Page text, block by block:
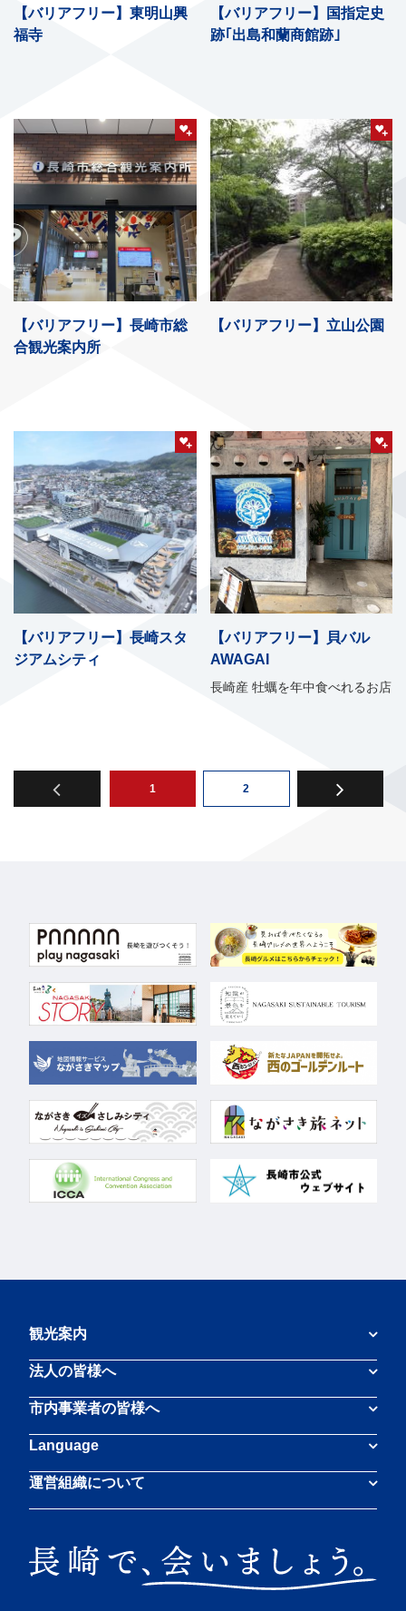
【バリアフリー】東明山興
福寺
【バリアフリー】国指定史
跡｢出島和蘭商館跡｣
【バリアフリー】長崎市総
合観光案内所
【バリアフリー】立山公園
【バリアフリー】長崎スタ
ジアムシティ
【バリアフリー】貝バル
AWAGAI
長崎産 牡蠣を年中食べれるお店
1 2
観光案内
法人の皆様へ
市内事業者の皆様へ
Language
運営組織について